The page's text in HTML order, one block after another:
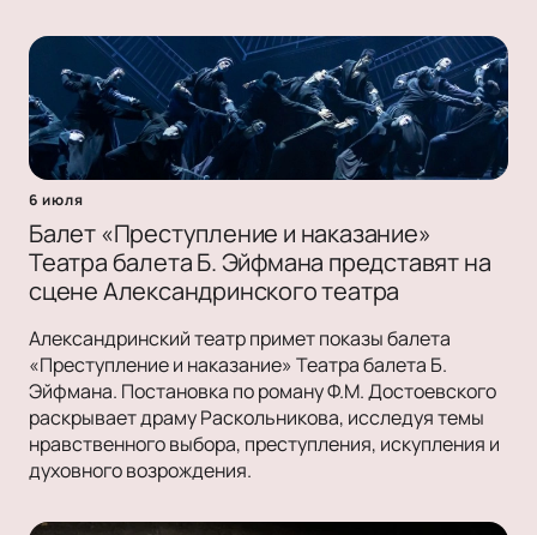
6 июля
Балет «Преступление и наказание»
Театра балета Б. Эйфмана представят на
сцене Александринского театра
Александринский театр примет показы балета
«Преступление и наказание» Театра балета Б.
Эйфмана. Постановка по роману Ф.М. Достоевского
раскрывает драму Раскольникова, исследуя темы
нравственного выбора, преступления, искупления и
духовного возрождения.